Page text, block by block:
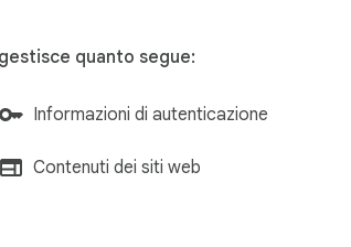
quanto segue:
Informazioni di autenticazione
Contenuti dei siti web